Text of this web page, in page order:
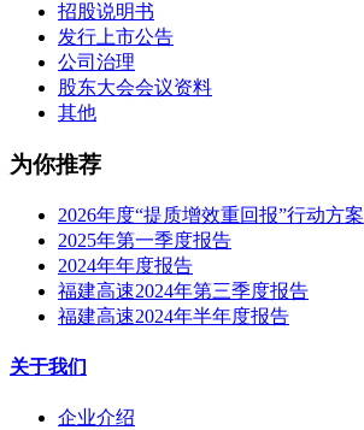
招股说明书
发行上市公告
公司治理
股东大会会议资料
其他
为你推荐
2026年度“提质增效重回报”行动方案
2025年第一季度报告
2024年年度报告
福建高速2024年第三季度报告
福建高速2024年半年度报告
关于我们
企业介绍